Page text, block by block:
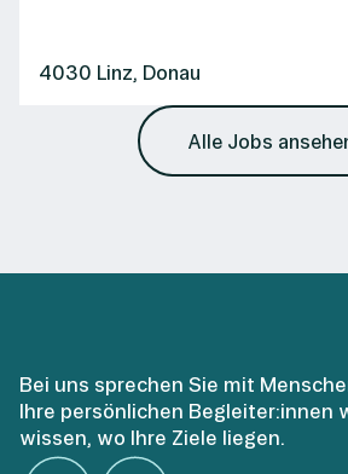
4030 Linz, Donau
Alle Jobs
Bei uns sprechen Sie mit
Ihre persönlichen Begleiter:innen
wissen, wo Ihre Ziele liegen.